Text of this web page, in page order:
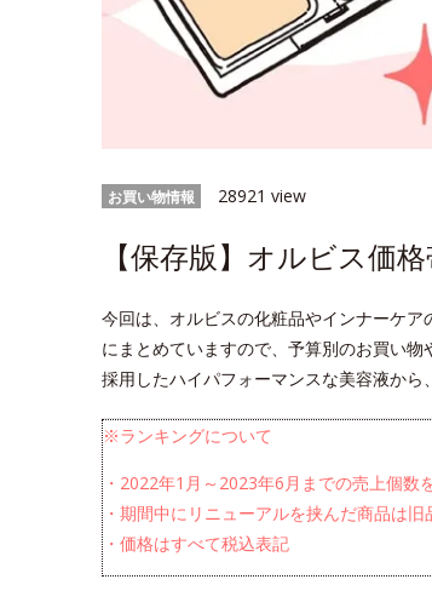
お買い物情報 28921 view
【保存版】オルビス価
今回は、オルビスの化粧品やインナーケ
にまとめていますので、予算別のお買い
採用したハイパフォーマンスな美容液か
※ランキングについて
・2022年1月～2023年6月までの売上個数
・期間中にリニューアルを挟んだ商品は旧
・価格はすべて税込表記